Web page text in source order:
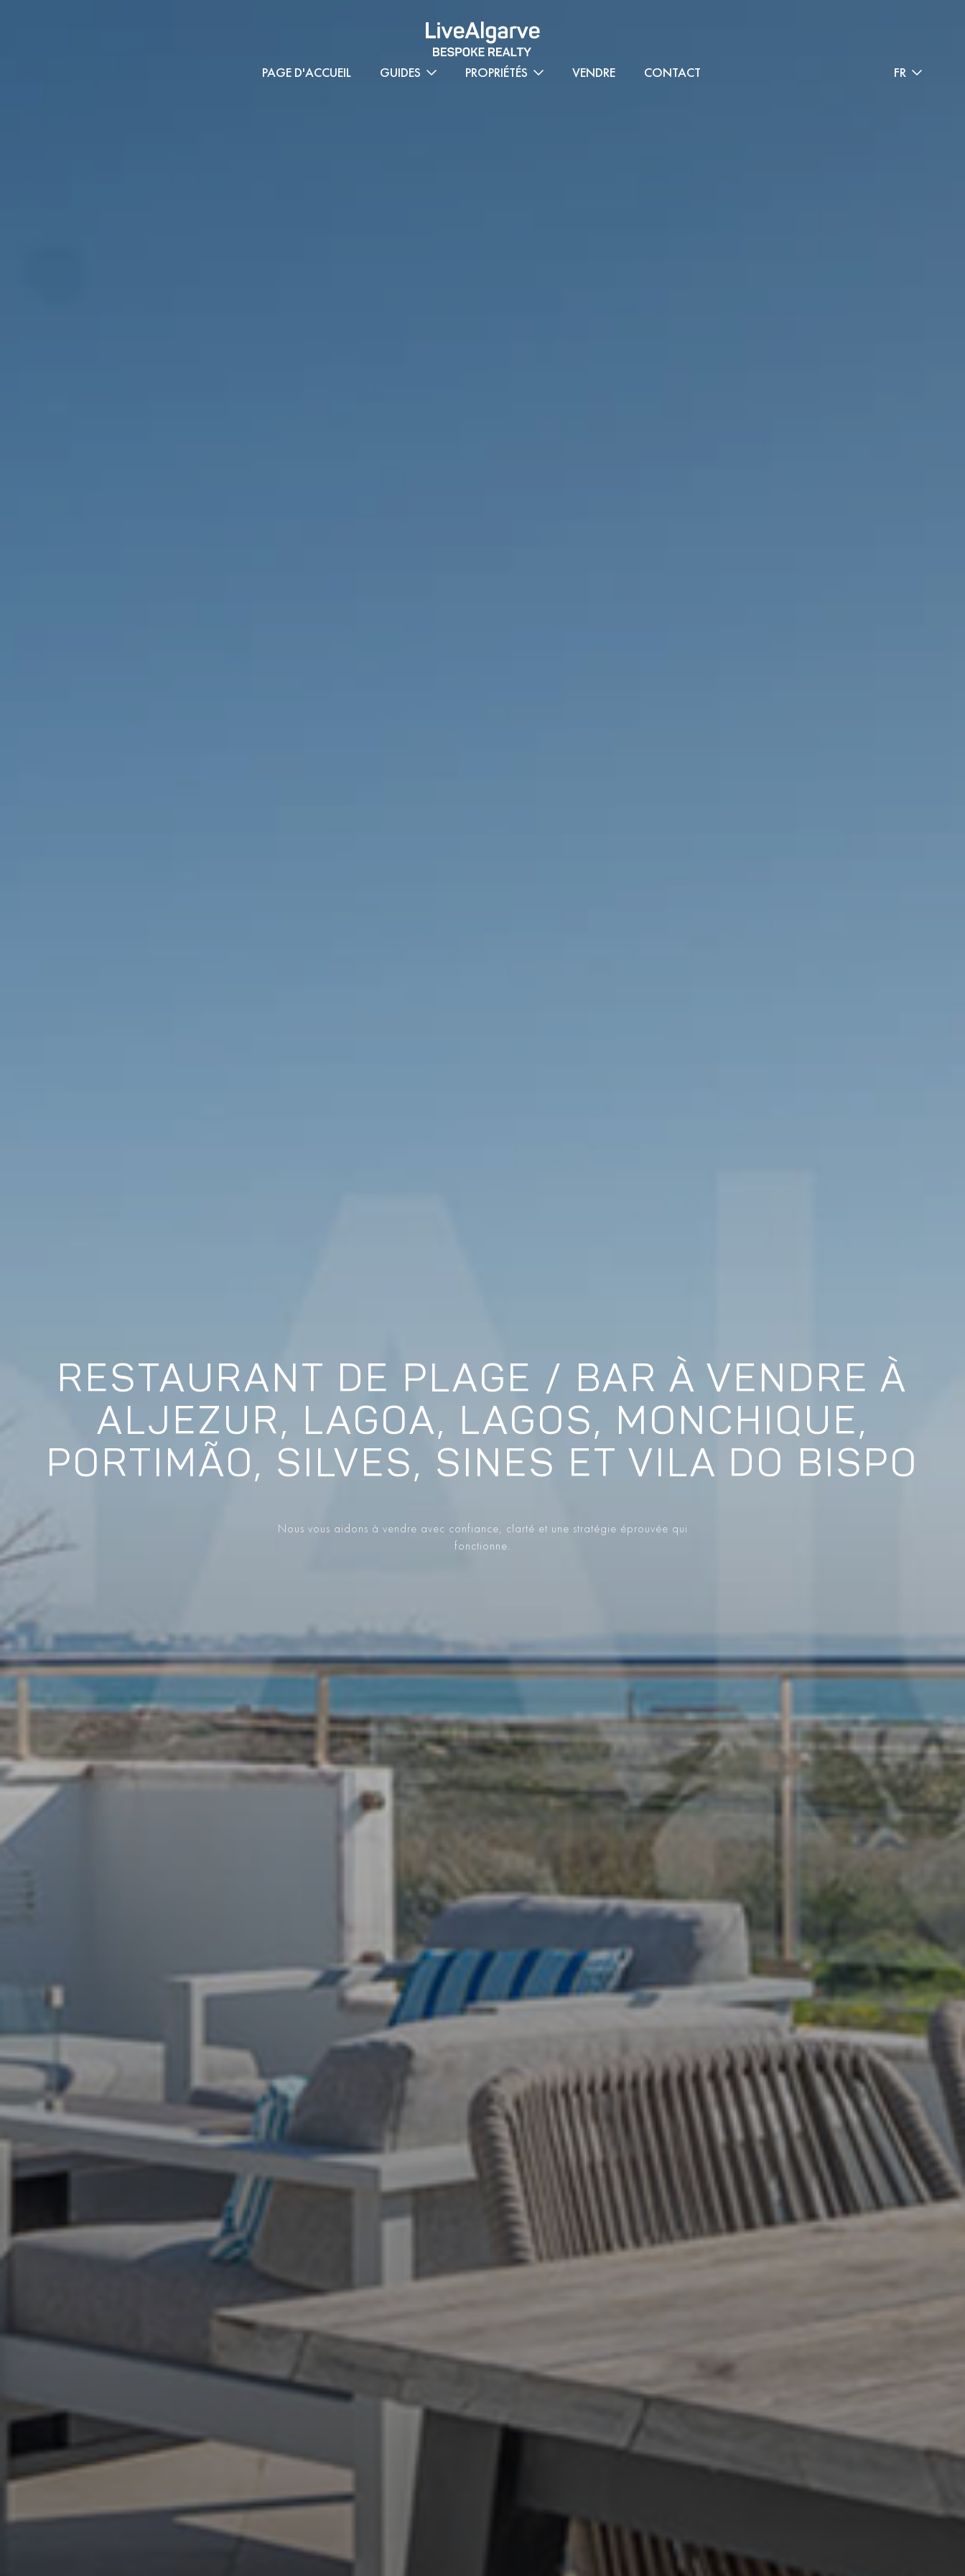
PAGE D'ACCUEIL GUIDES PROPRIÉTÉS VENDRE CONTACT FR
RESTAURANT DE PLAGE / BAR À VENDRE À
ALJEZUR, LAGOA, LAGOS, MONCHIQUE,
PORTIMÃO, SILVES, SINES ET VILA DO BISPO
Nous vous aidons à vendre avec confiance, clarté et une stratégie éprouvée qui
fonctionne.